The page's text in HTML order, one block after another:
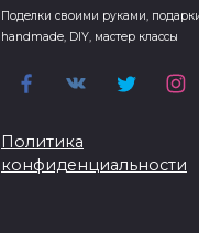
06.07.2015
«Славянский
мероприятий,
году
Поделки своими руками,
handmade, DIY, мастер классы
Политика
конфиденциальности